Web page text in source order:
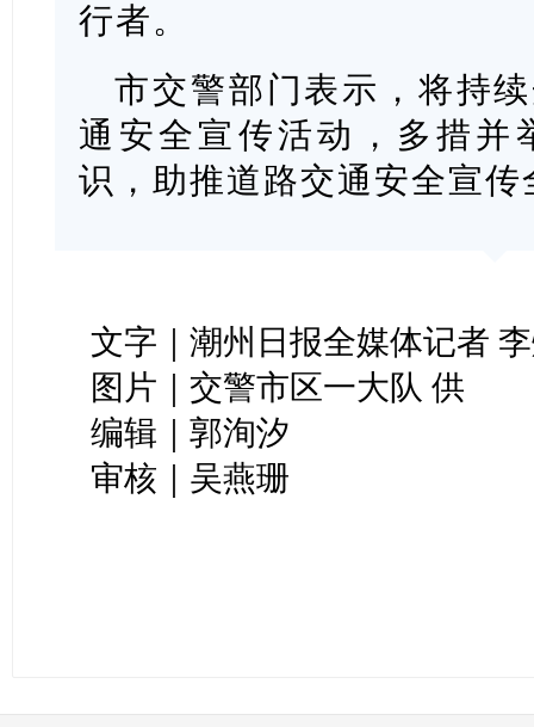
行者。
市交警部门表示，将持
通安全宣传活动，多措并
识，助推道路交通安全宣传
文字｜潮州日报全媒体记者
图片｜交警市区一大队 供
编辑｜郭洵汐
审核｜吴燕珊